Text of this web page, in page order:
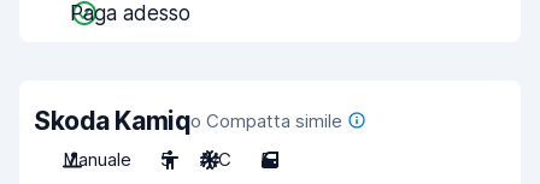
Paga adesso
Skoda Kamiqo Compatta simile
Manuale
5 A/C 5